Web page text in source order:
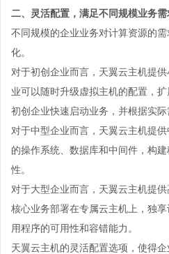
二、灵活配置，满足不同规模业务需
不同规模的企业业务对计算资源的
化。
对于初创企业而言，天翼云主机提
业可以随时升级虚拟主机的配置，
初创企业快速启动业务，并根据实
对于中型企业而言，天翼云主机提
的操作系统、数据库和中间件，构
性。
对于大型企业而言，天翼云主机提
核心业务部署在专属云主机上，独
用程序的可用性和容错能力。
天翼云主机的灵活配置选项，使得